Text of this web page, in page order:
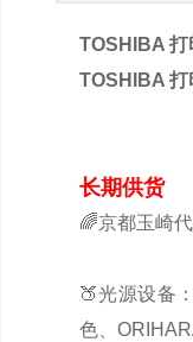
TOSHIBA 打
TOSHIBA 打
长期供货
🌈京都玉崎
🍑光源设备
色、